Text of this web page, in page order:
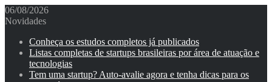
06/08/2026
Novidades
Conheça os estudos completos já publicados
Listas completas de startups brasileiras por área de atuação e
tecnologias
Tem uma startup? Auto-avalie agora e tenha dicas para os